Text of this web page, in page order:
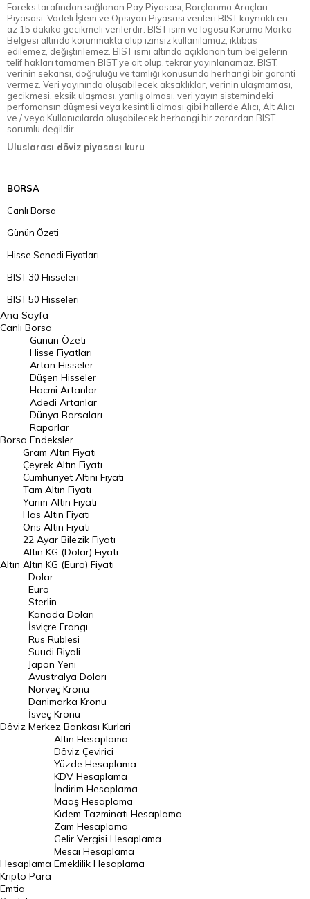
Foreks tarafından sağlanan Pay Piyasası, Borçlanma Araçları
Piyasası, Vadeli İşlem ve Opsiyon Piyasası verileri BIST kaynaklı en
az 15 dakika gecikmeli verilerdir. BIST isim ve logosu Koruma Marka
Belgesi altında korunmakta olup izinsiz kullanılamaz, iktibas
edilemez, değiştirilemez. BIST ismi altında açıklanan tüm belgelerin
telif hakları tamamen BIST'ye ait olup, tekrar yayınlanamaz. BIST,
verinin sekansı, doğruluğu ve tamlığı konusunda herhangi bir garanti
vermez. Veri yayınında oluşabilecek aksaklıklar, verinin ulaşmaması,
gecikmesi, eksik ulaşması, yanlış olması, veri yayın sistemindeki
perfomansın düşmesi veya kesintili olması gibi hallerde Alıcı, Alt Alıcı
ve / veya Kullanıcılarda oluşabilecek herhangi bir zarardan BIST
sorumlu değildir.
Uluslarası döviz piyasası kuru
BORSA
Canlı Borsa
Günün Özeti
Hisse Senedi Fiyatları
BIST 30 Hisseleri
BIST 50 Hisseleri
BIST 100 Hisseleri
En Çok Artan Hisseler
En Çok Düşen Hisseler
Hacmi Artanlar
Geçmiş Kapanışlar
Dünya Borsaları
Raporlar
Endeksler
DÖVİZ
Döviz Kuru
Dolar Kuru
Euro Kuru
Pound Kuru
Frank Kuru
Riyal Kuru
Avustralya Doları
Danimarka Kronu Kuru
Kanada Doları Kuru
Norveç Kronu Kuru
İsveç Kronu Kuru
Japon Yeni Kuru
Serbest Piyasa Döviz Kurları
Merkez Bankası Döviz Kurları
Altın Fiyatları
Gram Altın Fiyatı
Ana Sayfa
Canlı Borsa
Borsa
Günün Özeti
Hisse Fiyatları
Artan Hisseler
Düşen Hisseler
Hacmi Artanlar
Adedi Artanlar
Dünya Borsaları
Raporlar
Endeksler
Altın
Gram Altın Fiyatı
Çeyrek Altın Fiyatı
Cumhuriyet Altını Fiyatı
Tam Altın Fiyatı
Yarım Altın Fiyatı
Has Altın Fiyatı
Ons Altın Fiyatı
22 Ayar Bilezik Fiyatı
Altın KG (Dolar) Fiyatı
Altın KG (Euro) Fiyatı
Döviz
Dolar
Euro
Sterlin
Kanada Doları
İsviçre Frangı
Rus Rublesi
Suudi Riyali
Japon Yeni
Avustralya Doları
Norveç Kronu
Danimarka Kronu
İsveç Kronu
Merkez Bankası Kurlari
Hesaplama
Altın Hesaplama
Döviz Çevirici
Yüzde Hesaplama
KDV Hesaplama
İndirim Hesaplama
Maaş Hesaplama
Kıdem Tazminatı Hesaplama
Zam Hesaplama
Gelir Vergisi Hesaplama
Mesai Hesaplama
Emeklilik Hesaplama
Kripto Para
Emtia